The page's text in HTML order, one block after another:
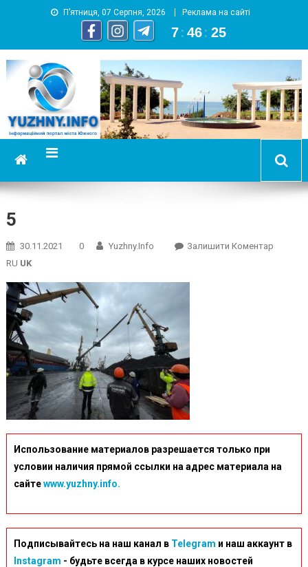
П’ятниця, 07 Серпня, 2026 Реклама на сайті
7 : 46 : 26
YUZHNY.INFO
информационный портал города Южный
5
30.11.2021 0 Yuzhny.info Залишити КоментарOn
RU UK
Использование материалов разрешается только при
условии наличия прямой ссылки на адрес материала на
сайтеwww.yuzhny.info.
Подписывайтесь на наш канал в Telegram и наш аккаунт в
Instagram - будьте всегда в курсе наших новостей